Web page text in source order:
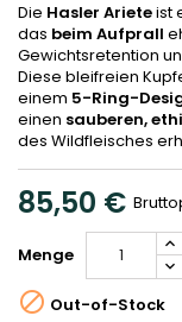
Die Hasler Arieteist
das beim Aufprall
Gewichtsretention
Diese bleifreien
einem 5-Ring-
einen sauberen,
des Wildfleisches
85,50 €
Menge
 Out-of-Stock